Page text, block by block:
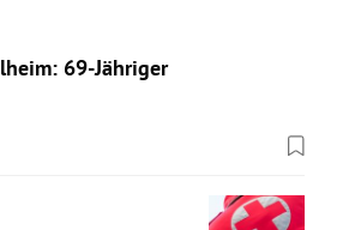
69-Jähriger